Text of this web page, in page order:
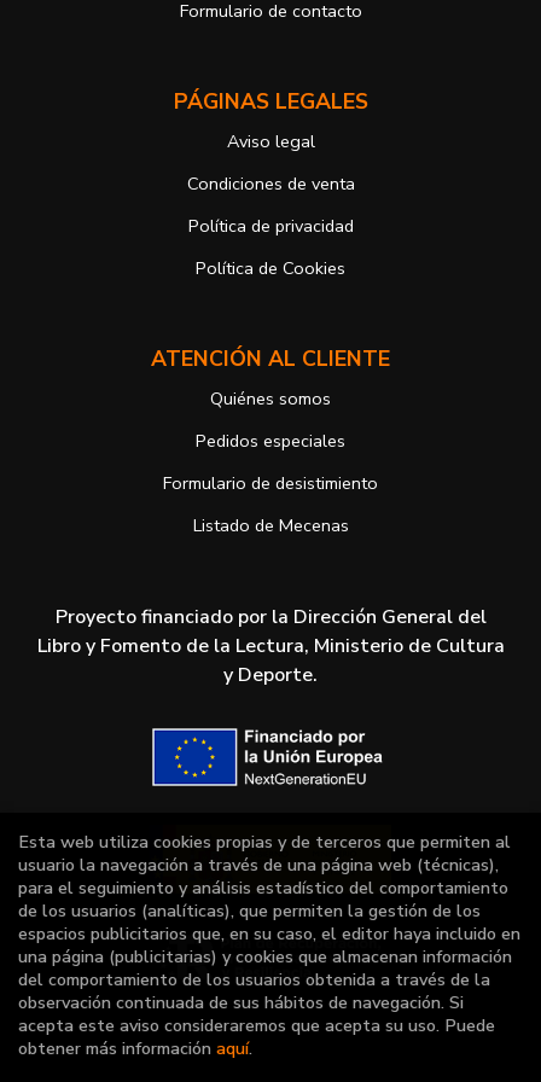
derechos, en este caso, ante la Agencia Española de protección de
electrónico o de correo postal, ambos con la fotocopia del DNI del
Responsable del tratamiento: Antonio José Alcolea Navarro
Dirección postal: Avenida Giorgeta 22, Bajo
Si desea ampliar información sobre la política de privacidad de
nuestra empresa, puede hacerlo en el siguiente enlace:
Formulario de contacto
PÁGINAS LEGALES
Aviso legal
Condiciones de venta
Política de privacidad
Política de Cookies
ATENCIÓN AL CLIENTE
Quiénes somos
Pedidos especiales
Formulario de desistimiento
Listado de Mecenas
Proyecto financiado por la Dirección General del
Libro y Fomento de la Lectura, Ministerio de Cultura
y Deporte.
Esta web utiliza cookies propias y de terceros que permiten al
usuario la navegación a través de una página web (técnicas),
para el seguimiento y análisis estadístico del comportamiento
de los usuarios (analíticas), que permiten la gestión de los
espacios publicitarios que, en su caso, el editor haya incluido en
una página (publicitarias) y cookies que almacenan información
del comportamiento de los usuarios obtenida a través de la
observación continuada de sus hábitos de navegación. Si
acepta este aviso consideraremos que acepta su uso. Puede
obtener más información aquí.